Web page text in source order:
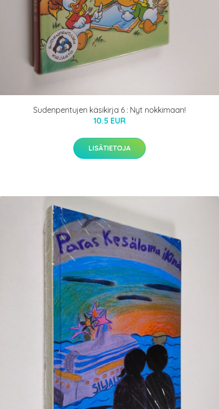
Sudenpentujen käsikirja 6 : Nyt nokkimaan!
10.5 EUR
LISÄTIETOJA